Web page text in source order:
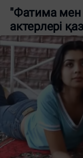
"Фатима мен
актерлері